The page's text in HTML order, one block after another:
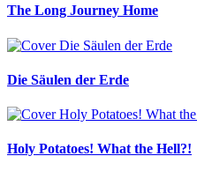
The Long Journey Home
Die Säulen der Erde
Holy Potatoes! What the Hell?!